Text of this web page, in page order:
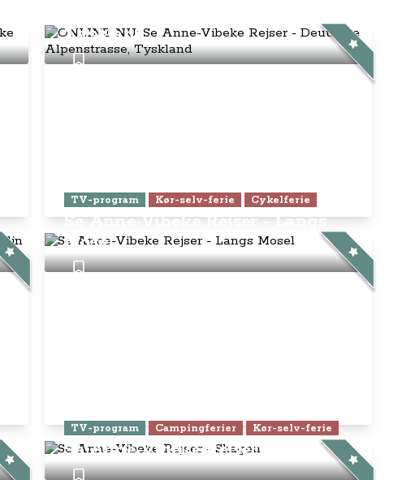
Tyskland
TV-program Kør-selv-ferie Cykelferie
Se Anne-Vibeke Rejser - Langs
Mosel
TV-program Campingferier Kør-selv-ferie
Se Anne-Vibeke Rejser - Skagen